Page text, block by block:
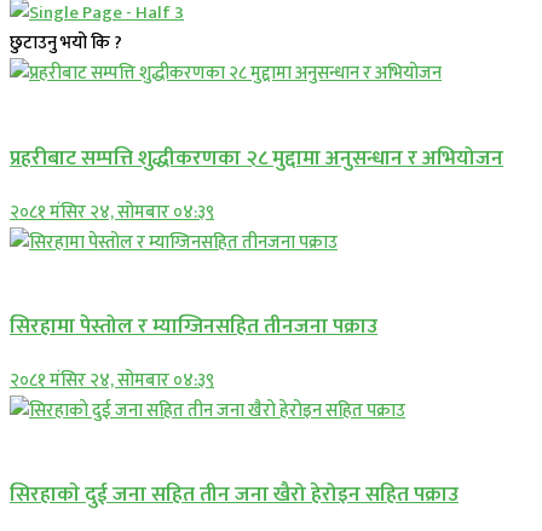
छुटाउनु भयो कि ?
प्रहरीबाट सम्पत्ति शुद्धीकरणका २८ मुद्दामा अनुसन्धान र अभियोजन
२०८१ मंसिर २४, सोमबार ०४:३९
सिरहामा पेस्तोल र म्याग्जिनसहित तीनजना पक्राउ
२०८१ मंसिर २४, सोमबार ०४:३९
सिरहाकाे दुई जना सहित तीन जना खैरो हेरोइन सहित पक्राउ